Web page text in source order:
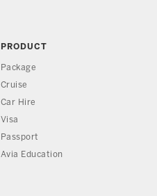
PRODUCT
Package
Cruise
Car Hire
Visa
Passport
Avia Education